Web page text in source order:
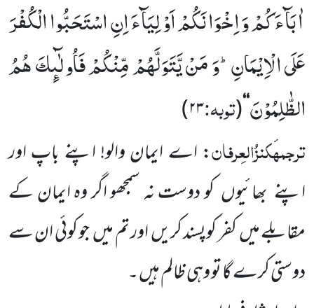
اٰبَآءَكُمْ وَ اِخْوَانَكُمْ اَوْلِیَآءَ اِنِ اسْتَحَبُّوا الْكُفْرَ
عَلَى الْاِیْمَانِؕ-وَ مَنْ یَّتَوَلَّهُمْ مِّنْكُمْ فَاُولٰٓىٕكَ هُمُ
الظّٰلِمُوْنَ‘‘
(توبہ:۲۳)
ترجمہکنزُالعِرفان: اے ایمان والو! اپنے باپ اور
اپنے بھائیوں کو دوست نہ سمجھو اگر وہ ایمان کے
مقابلے میںکفر کوپسند کریںاور تم میںجو کوئی ان سے
دوستی کرے گا تو وہی ظالم ہیں ۔